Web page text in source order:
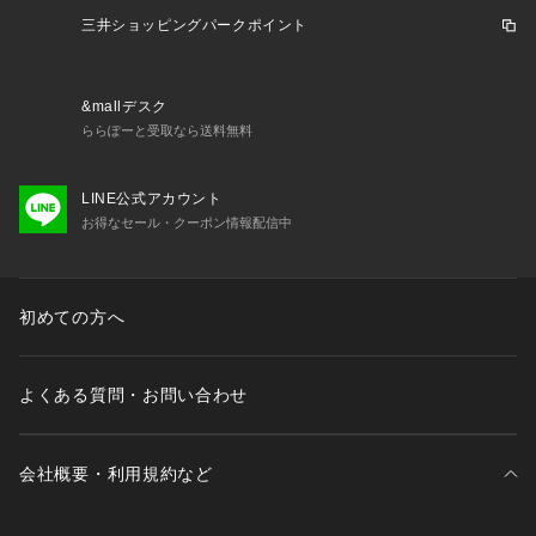
ル サンダル Kids KIDS きっず キッズ 女の子 girl ガール 男の
cro_cp shcpn1225 2601dp
三井ショッピングパークポイント
&mallデスク
ららぽーと受取なら送料無料
LINE公式アカウント
お得なセール・クーポン情報配信中
初めての方へ
よくある質問・お問い合わせ
会社概要・利用規約など